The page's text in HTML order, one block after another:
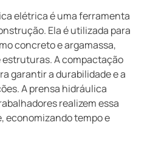
elétrica é uma ferramenta
Ela é utilizada para
concreto e argamassa,
A compactação
garantir a durabilidade e a
A prensa hidráulica
realizem essa
economizando tempo e